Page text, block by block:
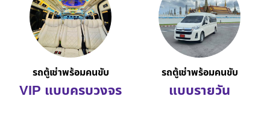
รถตู้เช่าพร้อมคนขับ
VIP แบบครบวงจร
รถตู้เช่าพร้อมคนขับ
แบบรายวัน